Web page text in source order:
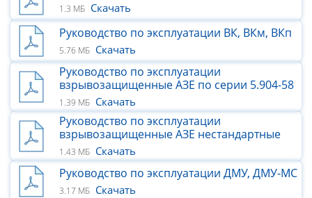
1.3 МБ Скачать
Руководство по эксплуатации ВК, ВКм, ВКп
5.76 МБ Скачать
Руководство по эксплуатации
взрывозащищенные АЗЕ по серии 5.904-58
1.39 МБ Скачать
Руководство по эксплуатации
взрывозащищенные АЗЕ нестандартные
1.43 МБ Скачать
Руководство по эксплуатации ДМУ, ДМУ-МС
3.17 МБ Скачать